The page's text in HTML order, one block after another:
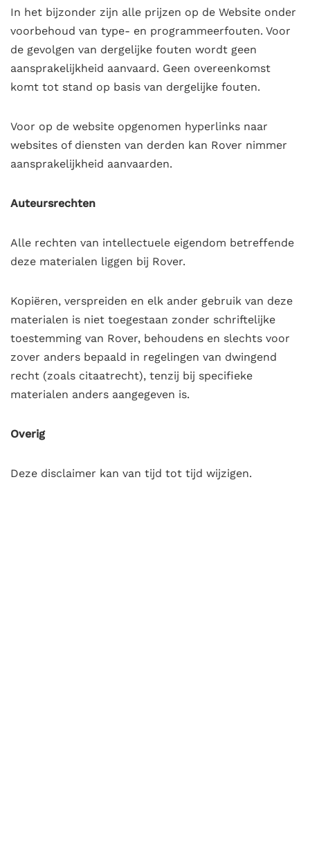
In het bijzonder zijn alle prijzen op de Website onder
voorbehoud van type- en programmeerfouten. Voor
de gevolgen van dergelijke fouten wordt geen
aansprakelijkheid aanvaard. Geen overeenkomst
komt tot stand op basis van dergelijke fouten.
Voor op de website opgenomen hyperlinks naar
websites of diensten van derden kan Rover nimmer
aansprakelijkheid aanvaarden.
Auteursrechten
Alle rechten van intellectuele eigendom betreffende
deze materialen liggen bij Rover.
Kopiëren, verspreiden en elk ander gebruik van deze
materialen is niet toegestaan zonder schriftelijke
toestemming van Rover, behoudens en slechts voor
zover anders bepaald in regelingen van dwingend
recht (zoals citaatrecht), tenzij bij specifieke
materialen anders aangegeven is.
Overig
Deze disclaimer kan van tijd tot tijd wijzigen.